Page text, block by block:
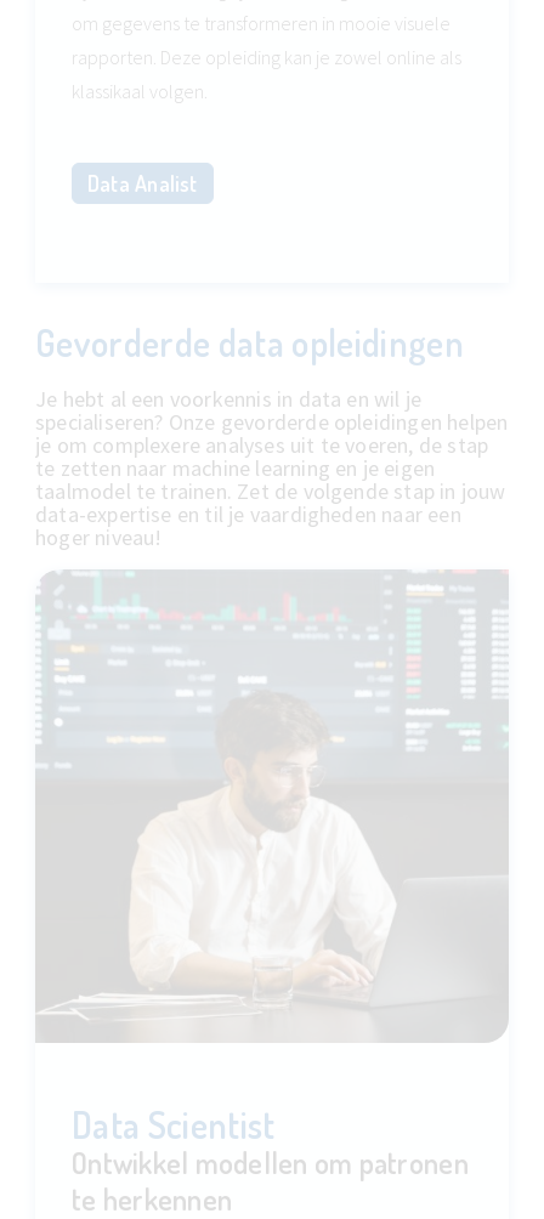
om gegevens te transformeren in mooie visuele
rapporten. Deze opleiding kan je zowel online als
klassikaal volgen.
Data Analist
Gevorderde data opleidingen
Je hebt al een voorkennis in data en wil je
specialiseren? Onze gevorderde opleidingen helpen
je om complexere analyses uit te voeren, de stap
te zetten naar machine learning en je eigen
taalmodel te trainen. Zet de volgende stap in jouw
data-expertise en til je vaardigheden naar een
hoger niveau!
Data Scientist
Ontwikkel modellen om patronen
te herkennen